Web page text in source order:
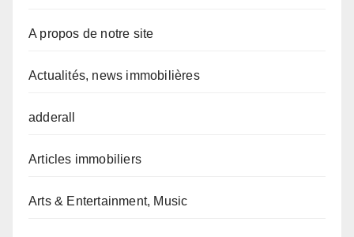
A propos de notre site
Actualités, news immobilières
adderall
Articles immobiliers
Arts & Entertainment, Music